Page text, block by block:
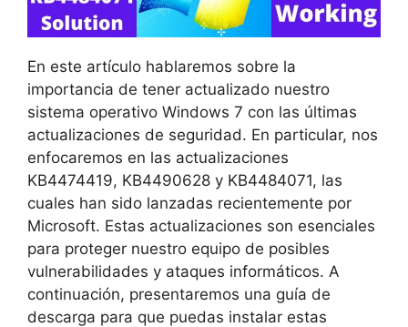
En este artículo hablaremos sobre la
importancia de tener actualizado nuestro
sistema operativo Windows 7 con las últimas
actualizaciones de seguridad. En particular, nos
enfocaremos en las actualizaciones
KB4474419, KB4490628 y KB4484071, las
cuales han sido lanzadas recientemente por
Microsoft. Estas actualizaciones son esenciales
para proteger nuestro equipo de posibles
vulnerabilidades y ataques informáticos. A
continuación, presentaremos una guía de
descarga para que puedas instalar estas